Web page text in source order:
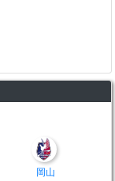
岡山